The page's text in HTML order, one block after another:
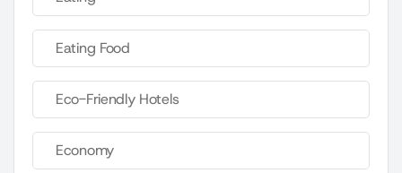
Eating Food
Eco-Friendly Hotels
Economy